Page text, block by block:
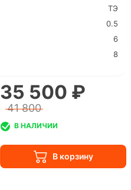
ТЭ
0.5
6
8
35 500 ₽
41 800
В НАЛИЧИИ